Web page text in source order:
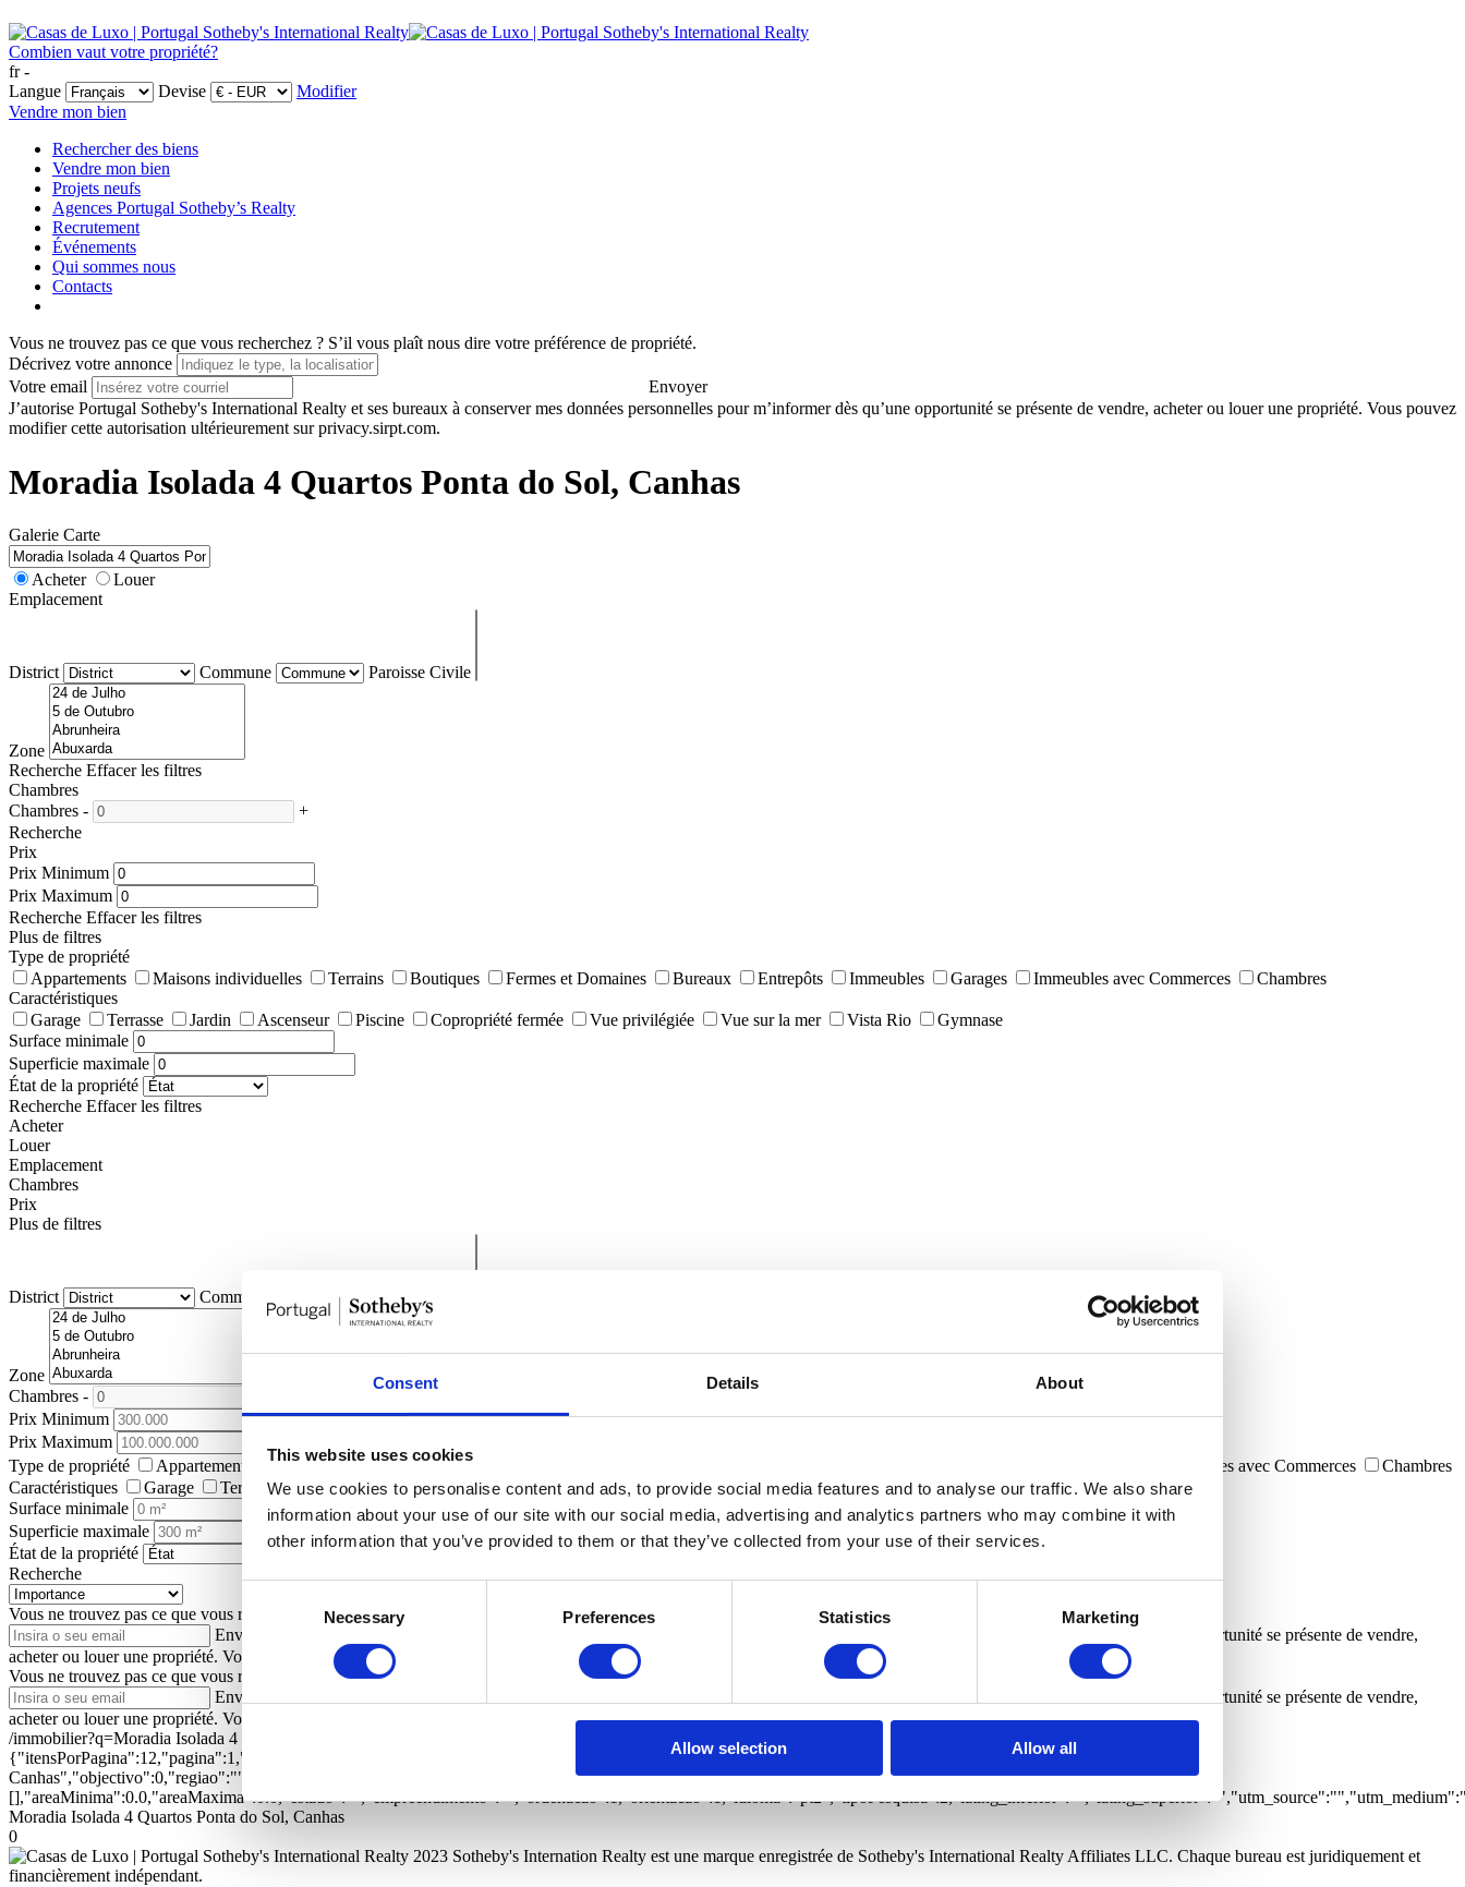
Consent Details About
This website uses cookies
We use cookies to personalise content and ads, to provide social media features and to analyse our traffic. We also share
information about your use of our site with our social media, advertising and analytics partners who may combine it with
other information that you’ve provided to them or that they’ve collected from your use of their services.
Selection
Necessary Preferences Statistics Marketing
Allow selection Allow all
Combien vaut votre propriété?
fr -
Langue
Devise
Modifier
Vendre mon bien
Rechercher des biens
Vendre mon bien
Projets neufs
Agences Portugal Sotheby’s Realty
Recrutement
Événements
Qui sommes nous
Contacts
Vous ne trouvez pas ce que vous recherchez ? S’il vous plaît nous dire votre préférence de propriété.
Décrivez votre annonce
Votre email
Envoyer
J’autorise Portugal Sotheby's International Realty et ses bureaux à conserver mes données personnelles pour m’informer dès qu’une opportunité se présente de vendre, acheter ou louer une propriété. Vous pouvez
modifier cette autorisation ultérieurement sur privacy.sirpt.com.
Moradia Isolada 4 Quartos Ponta do Sol, Canhas
Galerie Carte
Acheter
Louer
Emplacement
District Commune Paroisse Civile
Zone
Recherche Effacer les filtres
Chambres
Chambres -
+
Recherche
Prix
Prix Minimum
Prix Maximum
Recherche Effacer les filtres
Plus de filtres
Type de propriété
Appartements
Maisons individuelles Terrains Boutiques Fermes et Domaines Bureaux Entrepôts Immeubles Garages Immeubles avec Commerces
Chambres
Caractéristiques
Garage
Terrasse Jardin Ascenseur Piscine Copropriété fermée Vue privilégiée Vue sur la mer Vista Rio
Gymnase
Surface minimale
Superficie maximale
État de la propriété
Recherche Effacer les filtres
Acheter
Louer
Emplacement
Chambres
Prix
Plus de filtres
District Commune Paroisse Civile
Zone
Chambres -
Prix Minimum
Prix Maximum
Type de propriété
Appartements Maisons individuelles Terrains Immeubles avec Commerces
Chambres
Caractéristiques
Garage Terrasse Jardin Ascenseur Piscine Copropriété fermée Vue privilégiée Gymnase Vue sur la mer
Vista Rio
Surface minimale
Superficie maximale
État de la propriété
Recherche
Vous ne trouvez pas ce que vous recherchez ?
Laissez-nous votre adresse e-mail pour recevoir de nouvelles propriétés liées à votre recherche.
Envoyer
J’autorise Portugal Sotheby's International Realty et ses bureaux à conserver mes données personnelles pour m’informer dès qu’une opportunité se présente de vendre,
acheter ou louer une propriété. Vous pouvez modifier cette autorisation ultérieurement sur privacy.sirpt.com.
Vous ne trouvez pas ce que vous recherchez ?
Laissez-nous votre adresse e-mail pour recevoir de nouvelles propriétés liées à votre recherche.
Envoyer
J’autorise Portugal Sotheby's International Realty et ses bureaux à conserver mes données personnelles pour m’informer dès qu’une opportunité se présente de vendre,
acheter ou louer une propriété. Vous pouvez modifier cette autorisation ultérieurement sur privacy.sirpt.com.
/immobilier?q=Moradia Isolada 4 Quartos Ponta do Sol, Canhas&ord=1&dir=1
{"itensPorPagina":12,"pagina":1,"textual":"Moradia Isolada 4 Quartos Ponta do Sol,
Canhas","objectivo":0,"regiao":"","zona":"","distrito":"","concelho":"","freguesia":"","quartos":0,"wcs":0,"precoMinimo":0,"precoMaximo":0,"grupo":"","caracteristicas":
Moradia Isolada 4 Quartos Ponta do Sol, Canhas
0
2023 Sotheby's Internation Realty est une marque enregistrée de Sotheby's International Realty Affiliates LLC. Chaque bureau est juridiquement et
financièrement indépendant.